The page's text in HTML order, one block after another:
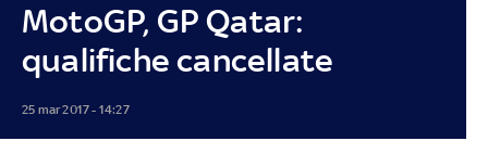
MotoGP, GP Qatar:
qualifiche cancellate
25 mar 2017 - 14:27